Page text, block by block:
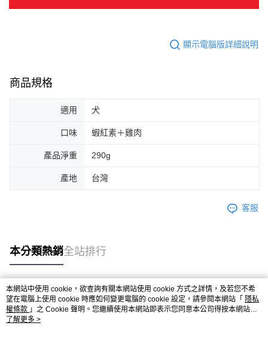
顯示電腦版詳細說明
商品規格
適用 犬
口味 蝦紅素＋雞肉
產品淨重 290g
產地 台灣
客服
本分類熱銷全站排行
熱門標籤
本網站中使用 cookie，欲查詢有關本網站使用 cookie 方式之詳情，及若您不希
望在電腦上使用 cookie 時應如何變更電腦的 cookie 設定，請參閱本網站「 隱私
權條款 」之 Cookie 聲明。您繼續使用本網站即表示您同意本公司得按本網站使
用條款之 Cookie 聲明使用 cookie。
了解更多 >